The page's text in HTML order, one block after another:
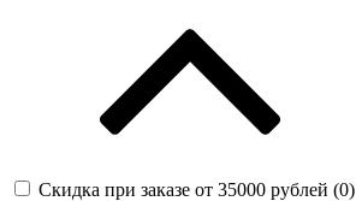
Скидка при заказе от 35000 рублей (0)